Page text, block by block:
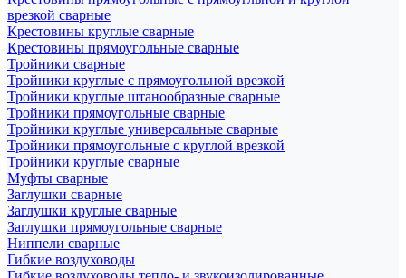
врезкой сварные
Крестовины круглые сварные
Крестовины прямоугольные сварные
Тройники сварные
Тройники круглые с прямоугольной врезкой
Тройники круглые штанообразные сварные
Тройники прямоугольные сварные
Тройники круглые универсальные сварные
Тройники прямоугольные с круглой врезкой
Тройники круглые сварные
Муфты сварные
Заглушки сварные
Заглушки круглые сварные
Заглушки прямоугольные сварные
Ниппели сварные
Гибкие воздуховоды